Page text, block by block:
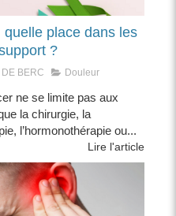
place dans les
?
BERC Douleur
ne se limite pas aux
la chirurgie, la
l’hormonothérapie ou...
Lire l'article